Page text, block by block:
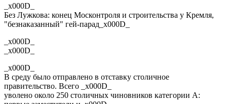
_x000D_
Без Лужкова: конец Москонтроля и строительства у Кремля,
"безнаказанный" гей-парад_x000D_
_x000D_
_x000D_
_x000D_
В среду было отправлено в отставку столичное
правительство. Всего _x000D_
уволено около 250 столичных чиновников категории А: